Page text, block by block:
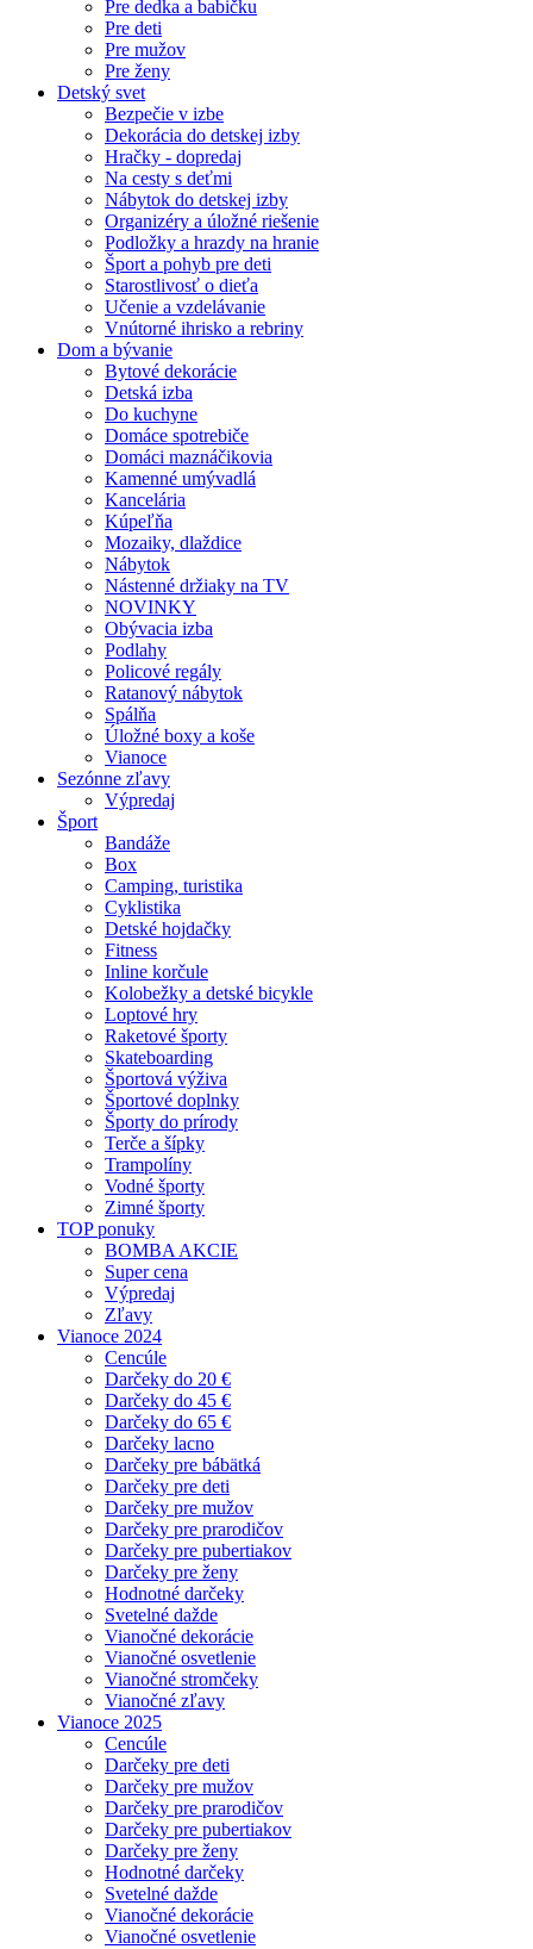
Pre dedka a babičku
Pre deti
Pre mužov
Pre ženy
Detský svet
Bezpečie v izbe
Dekorácia do detskej izby
Hračky - dopredaj
Na cesty s deťmi
Nábytok do detskej izby
Organizéry a úložné riešenie
Podložky a hrazdy na hranie
Šport a pohyb pre deti
Starostlivosť o dieťa
Učenie a vzdelávanie
Vnútorné ihrisko a rebriny
Dom a bývanie
Bytové dekorácie
Detská izba
Do kuchyne
Domáce spotrebiče
Domáci maznáčikovia
Kamenné umývadlá
Kancelária
Kúpeľňa
Mozaiky, dlaždice
Nábytok
Nástenné držiaky na TV
NOVINKY
Obývacia izba
Podlahy
Policové regály
Ratanový nábytok
Spálňa
Úložné boxy a koše
Vianoce
Sezónne zľavy
Výpredaj
Šport
Bandáže
Box
Camping, turistika
Cyklistika
Detské hojdačky
Fitness
Inline korčule
Kolobežky a detské bicykle
Loptové hry
Raketové športy
Skateboarding
Športová výživa
Športové doplnky
Športy do prírody
Terče a šípky
Trampolíny
Vodné športy
Zimné športy
TOP ponuky
BOMBA AKCIE
Super cena
Výpredaj
Zľavy
Vianoce 2024
Cencúle
Darčeky do 20 €
Darčeky do 45 €
Darčeky do 65 €
Darčeky lacno
Darčeky pre bábätká
Darčeky pre deti
Darčeky pre mužov
Darčeky pre prarodičov
Darčeky pre pubertiakov
Darčeky pre ženy
Hodnotné darčeky
Svetelné dažde
Vianočné dekorácie
Vianočné osvetlenie
Vianočné stromčeky
Vianočné zľavy
Vianoce 2025
Cencúle
Darčeky pre deti
Darčeky pre mužov
Darčeky pre prarodičov
Darčeky pre pubertiakov
Darčeky pre ženy
Hodnotné darčeky
Svetelné dažde
Vianočné dekorácie
Vianočné osvetlenie